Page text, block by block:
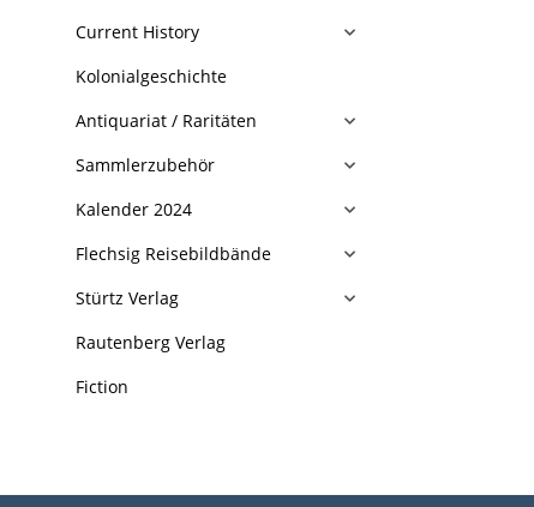
Current History
Kolonialgeschichte
Antiquariat / Raritäten
Sammlerzubehör
Kalender 2024
Flechsig Reisebildbände
Stürtz Verlag
Rautenberg Verlag
Fiction